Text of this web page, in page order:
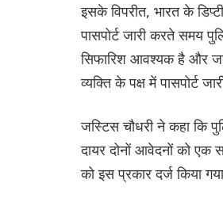
इसके विपरीत, भारत के
पासपोर्ट जारी करते समय
सिफारिश आवश्यक है और जब
व्यक्ति के पक्ष में पासपोर्ट
जस्टिस चौधरी ने कहा कि
दायर दोनों आवेदनों को एक
को इस प्रकार दर्ज किया